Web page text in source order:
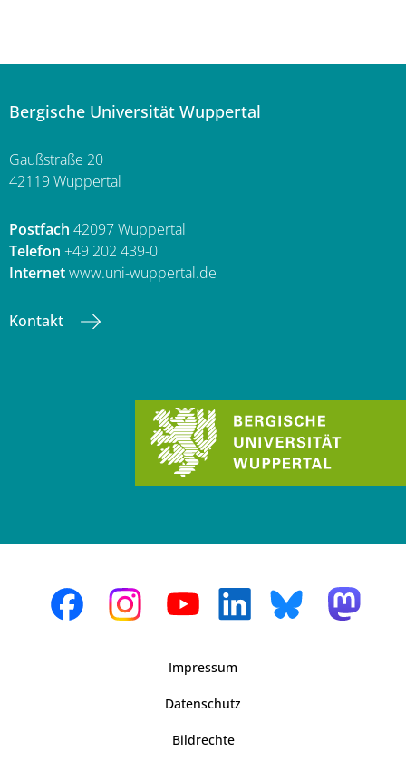
Bergische Universität Wuppertal
Gaußstraße 20
42119 Wuppertal
Postfach 42097 Wuppertal
Telefon +49 202 439-0
Internetwww.uni-wuppertal.de
Kontakt
Impressum
Datenschutz
Bildrechte